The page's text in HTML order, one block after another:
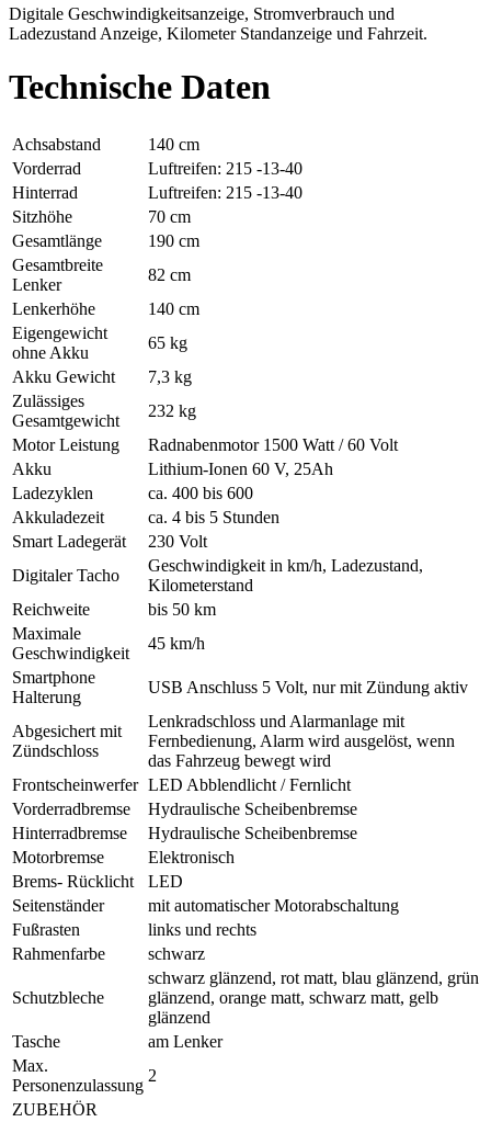
Digitale Geschwindigkeitsanzeige, Stromverbrauch und
Ladezustand Anzeige, Kilometer Standanzeige und Fahrzeit.
Technische Daten
Achsabstand
140 cm
Vorderrad
Luftreifen: 215 -13-40
Hinterrad
Luftreifen: 215 -13-40
Sitzhöhe
70 cm
Gesamtlänge
190 cm
Gesamtbreite
Lenker
82 cm
Lenkerhöhe
140 cm
Eigengewicht
ohne Akku
65 kg
Akku Gewicht
7,3 kg
Zulässiges
Gesamtgewicht
232 kg
Motor Leistung
Radnabenmotor 1500 Watt / 60 Volt
Akku
Lithium-Ionen 60 V, 25Ah
Ladezyklen
ca. 400 bis 600
Akkuladezeit
ca. 4 bis 5 Stunden
Smart Ladegerät
230 Volt
Digitaler Tacho
Geschwindigkeit in km/h, Ladezustand,
Kilometerstand
Reichweite
bis 50 km
Maximale
Geschwindigkeit
45 km/h
Smartphone
Halterung
USB Anschluss 5 Volt, nur mit Zündung aktiv
Abgesichert mit
Zündschloss
Lenkradschloss und Alarmanlage mit
Fernbedienung, Alarm wird ausgelöst, wenn
das Fahrzeug bewegt wird
Frontscheinwerfer LED Abblendlicht / Fernlicht
Vorderradbremse
Hydraulische Scheibenbremse
Hinterradbremse
Hydraulische Scheibenbremse
Motorbremse
Elektronisch
Brems- Rücklicht
LED
Seitenständer
mit automatischer Motorabschaltung
Fußrasten
links und rechts
Rahmenfarbe
schwarz
Schutzbleche
schwarz glänzend, rot matt, blau glänzend, grün
glänzend, orange matt, schwarz matt, gelb
glänzend
Tasche
am Lenker
Max.
Personenzulassung
2
ZUBEHÖR